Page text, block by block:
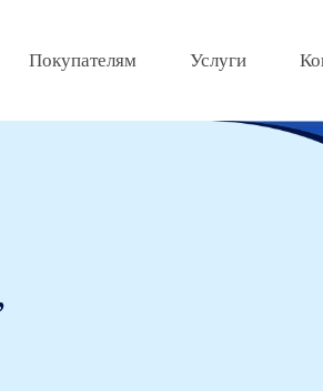
Покупателям Услуги